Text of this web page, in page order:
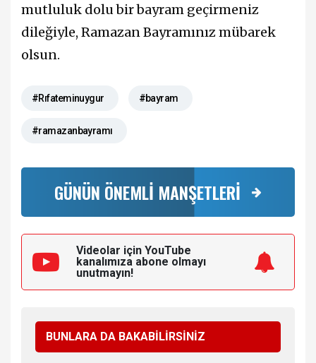
mutluluk dolu bir bayram geçirmeniz
dileğiyle, Ramazan Bayramınız mübarek
olsun.
#Rıfateminuygur #bayram
#ramazanbayramı
GÜNÜN ÖNEMLİ MANŞETLERİ
Videolar için YouTube
kanalımıza abone olmayı
unutmayın!
BUNLARA DA BAKABİLİRSİNİZ